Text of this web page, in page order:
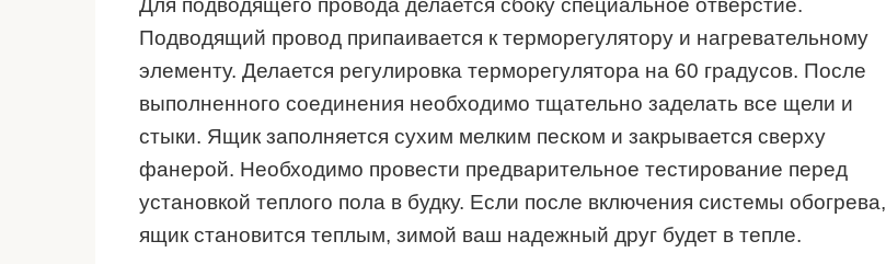
Для подводящего провода делается сбоку специальное отверстие.
Подводящий провод припаивается к терморегулятору и нагревательному
элементу. Делается регулировка терморегулятора на 60 градусов. После
выполненного соединения необходимо тщательно заделать все щели и
стыки. Ящик заполняется сухим мелким песком и закрывается сверху
фанерой. Необходимо провести предварительное тестирование перед
установкой теплого пола в будку. Если после включения системы обогрева,
ящик становится теплым, зимой ваш надежный друг будет в тепле.